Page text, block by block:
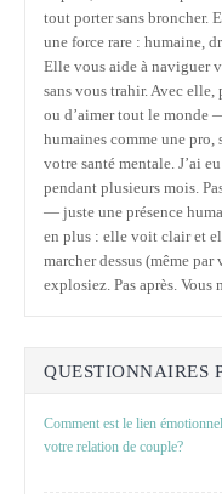
tout porter sans broncher.
une force rare : humaine,
Elle vous aide à naviguer
sans vous trahir. Avec elle,
ou d’aimer tout le monde
humaines comme une
votre santé mentale. J’ai
pendant plusieurs mois.
— juste une présence
en plus : elle voit clair et
marcher dessus (même
explosiez. Pas après. Vous
QUESTIONNAIRES
Comment est le lien
votre relation de couple?